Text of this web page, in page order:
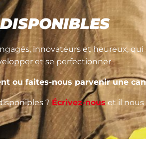
innovateurs et heureux,
et se perfectionner.
ou faites-nous parvenir une
?Écrivez-nouset il nous